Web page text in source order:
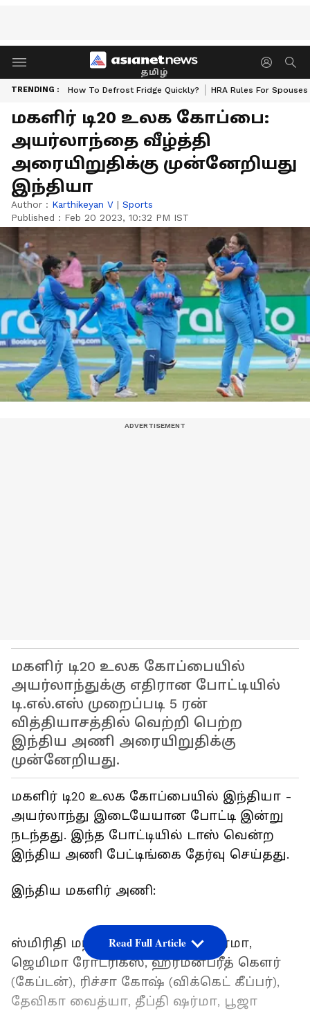
தமிழ்
TRENDING : How To Defrost Fridge Quickly? HRA Rules For Spouses
மகளிர் டி20 உலக கோப்பை:
அயர்லாந்தை வீழ்த்தி
அரையிறுதிக்கு முன்னேறியது
இந்தியா
Author : Karthikeyan V | Sports
Published : Feb 20 2023, 10:32 PM IST
மகளிர் டி20 உலக கோப்பையில்
அயர்லாந்துக்கு எதிரான போட்டியில்
டி.எல்.எஸ் முறைப்படி 5 ரன்
வித்தியாசத்தில் வெற்றி பெற்ற
இந்திய அணி அரையிறுதிக்கு
முன்னேறியது.
மகளிர் டி20 உலக கோப்பையில் இந்தியா -
அயர்லாந்து இடையேயான போட்டி இன்று
நடந்தது. இந்த போட்டியில் டாஸ் வென்ற
இந்திய அணி பேட்டிங்கை தேர்வு செய்தது.
இந்திய மகளிர் அணி:
ஸ்மிரிதி மந்தனா, ஷஃபாலி வெர்மா,
ஜெமிமா ரோட்ரிக்ஸ், ஹர்மன்ப்ரீத் கௌர்
(கேப்டன்), ரிச்சா கோஷ் (விக்கெட் கீப்பர்),
தேவிகா வைத்யா, தீப்தி ஷர்மா, பூஜா
Read Full Article